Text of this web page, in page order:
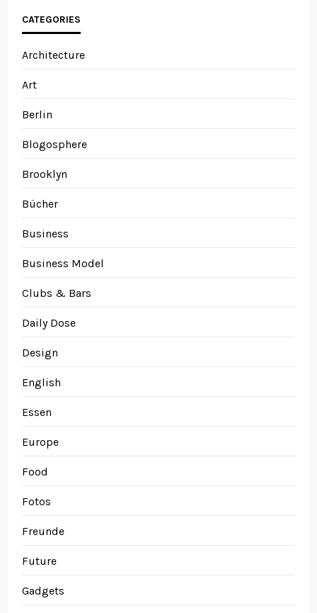
CATEGORIES
Architecture
Art
Berlin
Blogosphere
Brooklyn
Bücher
Business
Business Model
Clubs & Bars
Daily Dose
Design
English
Essen
Europe
Food
Fotos
Freunde
Future
Gadgets